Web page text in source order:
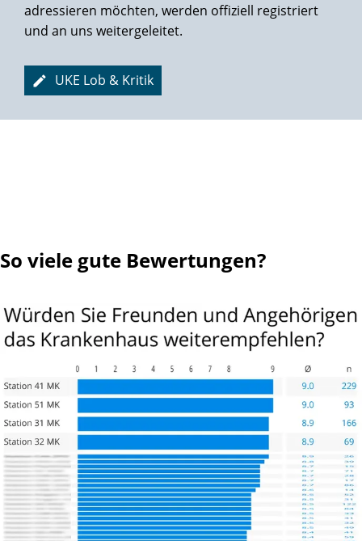
behandeln zu lassen. Ein herzliches Dankeschön an das
gesamte Team der Martini-Klinik!
Vielen Dank & Glück auf!
adressieren möchten, werden offiziell registriert
und an uns weitergeleitet.
UKE Lob & Kritik
So viele gute Bewertungen?